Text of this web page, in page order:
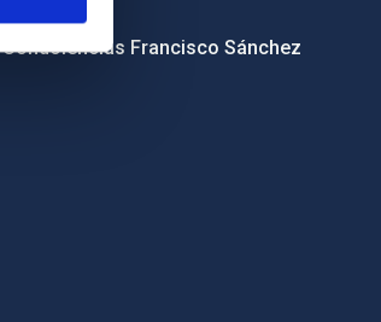
Condolencias Francisco Sánchez